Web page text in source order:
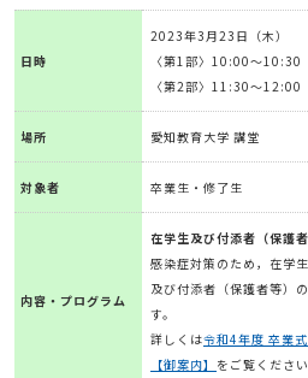
日時
2023年3月23日（木）
〈第1部〉10:00～10:30
〈第2部〉11:30～12:00
場所 愛知教育大学 講堂
対象者 卒業生・修了生
内容・プログラム
在学生及び付添者（保護
感染症対策のため，在学
及び付添者（保護者等）
す。
詳しくは令和4年度 卒業
【御案内】 をご覧ください